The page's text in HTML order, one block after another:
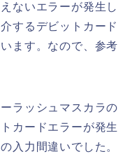
ないエラーが発生し
するデビットカード
ます。なので、参考
ラッシュマスカラの
カードエラーが発生
入力間違いでした。